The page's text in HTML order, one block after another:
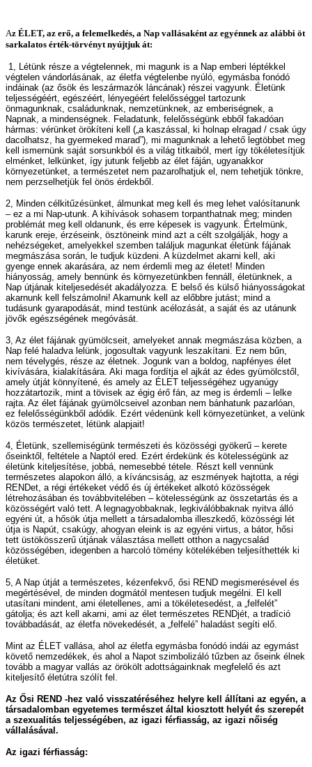
Az ÉLET, az erő, a felemelkedés, a Nap vallásaként az egyénnek az alábbi öt
sarkalatos érték-törvényt nyújtjuk át:
1, Létünk része a végtelennek, mi magunk is a Nap emberi léptékkel
végtelen vándorlásának, az életfa végtelenbe nyúló, egymásba fonódó
indáinak (az ősök és leszármazók láncának) részei vagyunk. Életünk
teljességéért, egészéért, lényegéért felelősséggel tartozunk
önmagunknak, családunknak, nemzetünknek, az emberiségnek, a
Napnak, a mindenségnek. Feladatunk, felelősségünk ebből fakadóan
hármas: vérünket örökíteni kell („a kaszással, ki holnap elragad / csak úgy
dacolhatsz, ha gyermeked marad”), mi magunknak a lehető legtöbbet meg
kell ismernünk saját sorsunkból és a világ titkaiból, mert így tökéletesítjük
elménket, lelkünket, így jutunk feljebb az élet fáján, ugyanakkor
környezetünket, a természetet nem pazarolhatjuk el, nem tehetjük tönkre,
nem perzselhetjük fel önös érdekből.
2, Minden célkitűzésünket, álmunkat meg kell és meg lehet valósítanunk
– ez a mi Nap-utunk. A kihívások sohasem torpanthatnak meg; minden
problémát meg kell oldanunk, és erre képesek is vagyunk. Értelmünk,
karunk ereje, érzéseink, ösztöneink mind azt a célt szolgálják, hogy a
nehézségeket, amelyekkel szemben találjuk magunkat életünk fájának
megmászása során, le tudjuk küzdeni. A küzdelmet akarni kell, aki
gyenge ennek akarására, az nem érdemli meg az életet! Minden
hiányosság, amely bennünk és környezetünkben fennáll, életünknek, a
Nap útjának kiteljesedését akadályozza. E belső és külső hiányosságokat
akarnunk kell felszámolni! Akarnunk kell az előbbre jutást; mind a
tudásunk gyarapodását, mind testünk acélozását, a saját és az utánunk
jövők egészségének megóvását.
3, Az élet fájának gyümölcseit, amelyeket annak megmászása közben, a
Nap felé haladva lelünk, jogosultak vagyunk leszakítani. Ez nem bűn,
nem tévelygés, része az életnek. Jogunk van a boldog, napfényes élet
kivívására, kialakítására. Aki maga fordítja el ajkát az édes gyümölcstől,
amely útját könnyítené, és amely az ÉLET teljességéhez ugyanúgy
hozzátartozik, mint a tövisek az égig érő fán, az meg is érdemli – lelke
rajta. Az élet fájának gyümölcseivel azonban nem bánhatunk pazarlóan,
ez felelősségünkből adódik. Ezért védenünk kell környezetünket, a velünk
közös természetet, létünk alapjait!
4, Életünk, szellemiségünk természeti és közösségi gyökerű – kerete
őseinktől, feltétele a Naptól ered. Ezért érdekünk és kötelességünk az
életünk kiteljesítése, jobbá, nemesebbé tétele. Részt kell vennünk
természetes alapokon álló, a kíváncsiság, az eszmények hajtotta, a régi
RENDet, a régi értékeket védő és új értékeket alkotó közösségek
létrehozásában és továbbvitelében – kötelességünk az összetartás és a
közösségért való tett. A legnagyobbaknak, legkiválóbbaknak nyitva álló
egyéni út, a hősök útja mellett a társadalomba illeszkedő, közösségi lét
útja is Napút, csakúgy, ahogyan eleink is az egyéni virtus, a bátor, hősi
tett üstökösszerű útjának választása mellett otthon a nagycsalád
közösségében, idegenben a harcoló tömény kötelékében teljesíthették ki
életüket.
5, A Nap útját a természetes, kézenfekvő, ősi REND megismerésével és
megértésével, de minden dogmától mentesen tudjuk megélni. El kell
utasítani mindent, ami életellenes, ami a tökéletesedést, a „felfelét”
gátolja; és azt kell akarni, ami az élet természetes RENDjét, a tradíció
továbbadását, az életfa növekedését, a „felfelé” haladást segíti elő.
Mint az ÉLET vallása, ahol az életfa egymásba fonódó indái az egymást
követő nemzedékek, és ahol a Napot szimbolizáló tűzben az őseink élnek
tovább a magyar vallás az örökölt adottságainknak megfelelő és azt
kiteljesítő életútra szólít fel.
Az Ősi REND -hez való visszatéréséhez helyre kell állítani az egyén, a
társadalomban egyetemes természet által kiosztott helyét és szerepét
a szexualitás teljességében, az igazi férfiasság, az igazi nőiség
vállalásával.
Az igazi férfiasság: